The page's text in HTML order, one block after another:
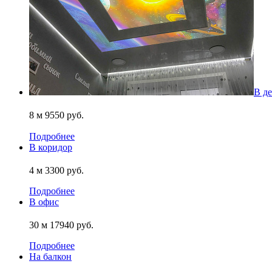
В
8 м 9550 руб.
Подробнее
В коридор
4 м 3300 руб.
Подробнее
В офис
30 м 17940 руб.
Подробнее
На балкон